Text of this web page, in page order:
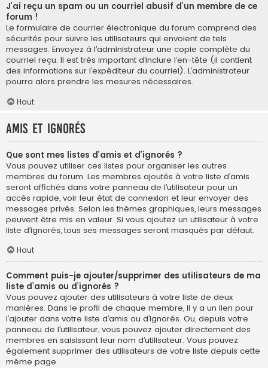
J’ai reçu un spam ou un courriel abusif d’un membre de ce
forum !
Le formulaire de courrier électronique du forum comprend des
sécurités pour suivre les utilisateurs qui envoient de tels
messages. Envoyez à l’administrateur une copie complète du
courriel reçu. Il est très important d’inclure l’en-tête (il contient
des informations sur l’expéditeur du courriel). L’administrateur
pourra alors prendre les mesures nécessaires.
Haut
Amis et ignorés
Que sont mes listes d’amis et d’ignorés ?
Vous pouvez utiliser ces listes pour organiser les autres
membres du forum. Les membres ajoutés à votre liste d’amis
seront affichés dans votre panneau de l’utilisateur pour un
accès rapide, voir leur état de connexion et leur envoyer des
messages privés. Selon les thèmes graphiques, leurs messages
peuvent être mis en valeur. Si vous ajoutez un utilisateur à votre
liste d’ignorés, tous ses messages seront masqués par défaut.
Haut
Comment puis-je ajouter/supprimer des utilisateurs de ma
liste d’amis ou d’ignorés ?
Vous pouvez ajouter des utilisateurs à votre liste de deux
manières. Dans le profil de chaque membre, il y a un lien pour
l’ajouter dans votre liste d’amis ou d’ignorés. Ou, depuis votre
panneau de l’utilisateur, vous pouvez ajouter directement des
membres en saisissant leur nom d’utilisateur. Vous pouvez
également supprimer des utilisateurs de votre liste depuis cette
même page.